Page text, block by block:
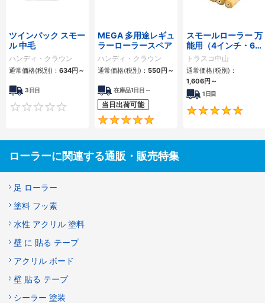
ツインパック スモー
ル 中毛
ハンディ・クラウン
通常価格(税別)： 634円 ～
3日目
0
MEGA 多用途レギュ
ラーローラースペア
ハンディ・クラウン
通常価格(税別)： 550円 ～
在庫品1日目～
当日出荷可能
スモールローラー 万
能用（4インチ・6イ
ンチ）
トラスコ中山
通常価格(税別)：
1,606円 ～
1日目
ローラーに関連する通販・販売特集
足 ローラー
塗料 フッ素
水性 アクリル 塗料
壁 に 貼る テープ
アクリル ボード
壁 貼る テープ
シーラー 塗装